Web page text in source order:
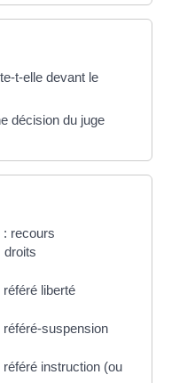
t-elle devant le
décision du juge
: recours
droits
liberté
suspension
instruction (ou